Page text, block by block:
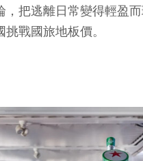
，把逃離日常變得輕盈
戰國旅地板價。